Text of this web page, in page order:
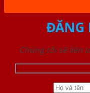
ĐĂNG
Chúng tôi sẽ liên